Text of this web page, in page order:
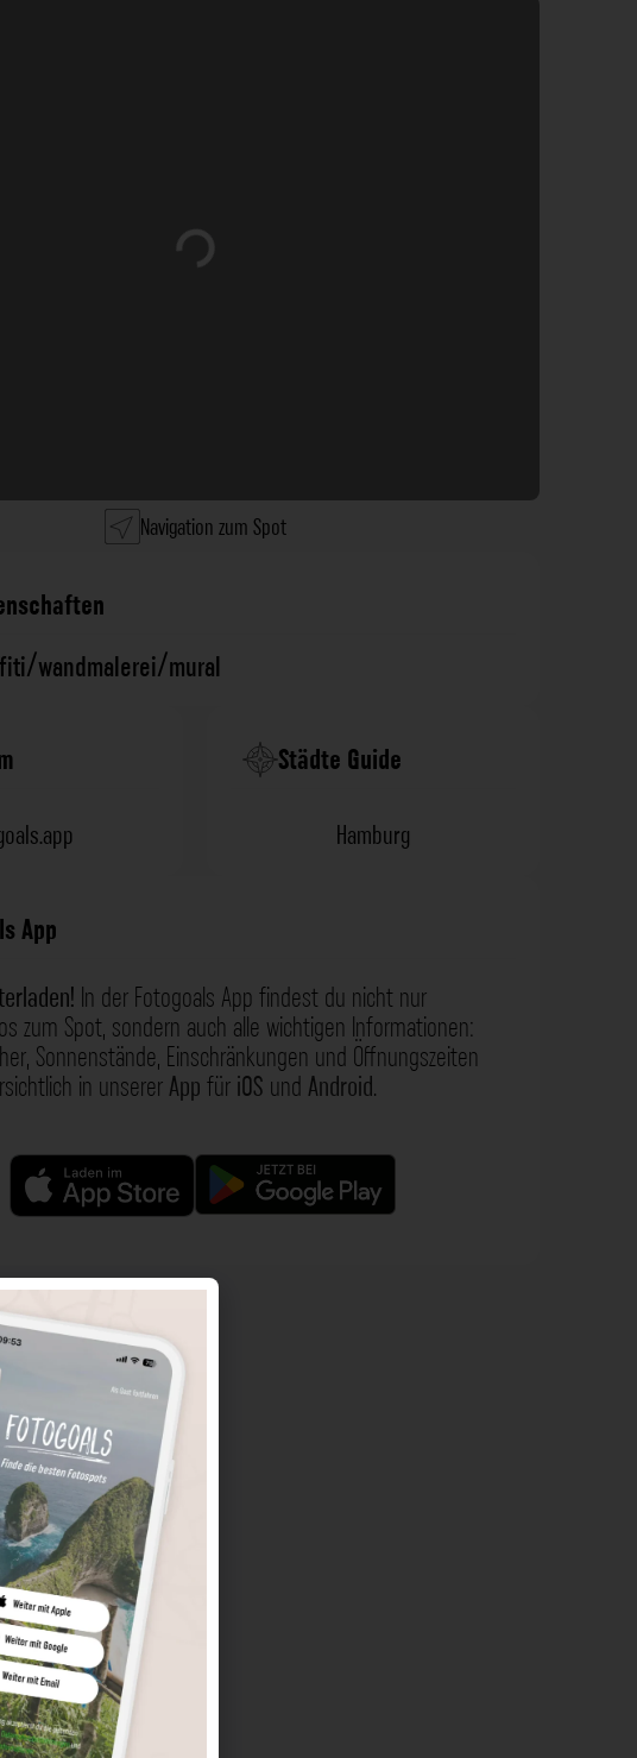
Wird geladen …
Navigation zum Spot
wandmalerei/mural
Städte Guide
Hamburg
App
In der Fotogoals App findest du nicht nur
zum Spot, sondern auch alle wichtigen Informationen:
Sonnenstände, Einschränkungen und Öffnungszeiten
in unsererAppfüriOS undAndroid.